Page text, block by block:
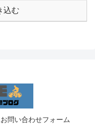
込む
お問い合わせフォーム